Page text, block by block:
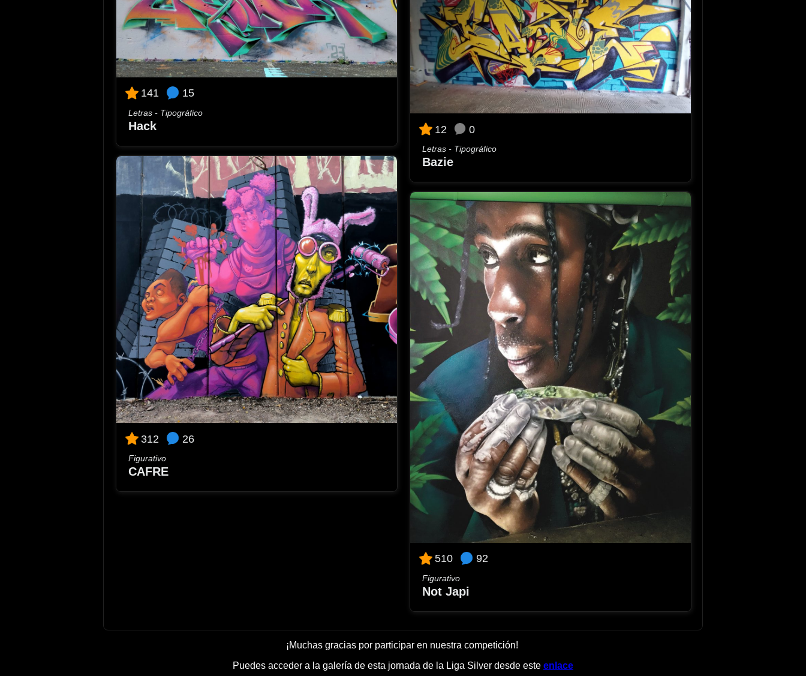
141 15
Letras - Tipográfico
Hack 12 0
Letras - Tipográfico
Bazie
312 26
Figurativo
CAFRE
510 92
Figurativo
Not Japi
¡Muchas gracias por participar en nuestra competición!
Puedes acceder a la galería de esta jornada de la Liga Silver desde este enlace